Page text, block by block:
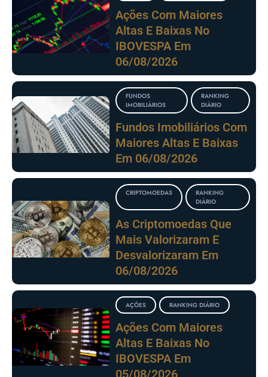
Ações Com Maiores
Altas E Baixas No
IBOVESPA Em
06/08/2026
FUNDOS
IMOBILIÁRIOS
RANKING
DIÁRIO
Fundos Imobiliários Com
Maiores Altas E Baixas
Em 06/08/2026
CRIPTOMOEDAS
RANKING
DIÁRIO
As Criptomoedas Que
Mais Valorizaram E
Desvalorizaram Em
06/08/2026
AÇÕES RANKING DIÁRIO
Ações Com Maiores
Altas E Baixas No
IBOVESPA Em
05/08/2026